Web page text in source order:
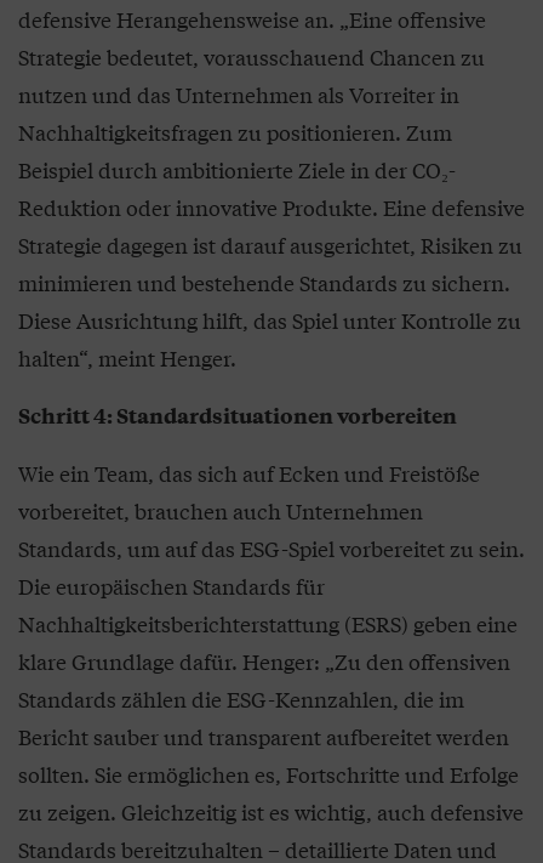
defensive Herangehensweise an. „Eine offensive
Strategie bedeutet, vorausschauend Chancen zu
nutzen und das Unternehmen als Vorreiter in
Nachhaltigkeitsfragen zu positionieren. Zum
Beispiel durch ambitionierte Ziele in der CO₂-
Reduktion oder innovative Produkte. Eine defensive
Strategie dagegen ist darauf ausgerichtet, Risiken zu
minimieren und bestehende Standards zu sichern.
Diese Ausrichtung hilft, das Spiel unter Kontrolle zu
halten“, meint Henger.
Schritt 4: Standardsituationen vorbereiten
Wie ein Team, das sich auf Ecken und Freistöße
vorbereitet, brauchen auch Unternehmen
Standards, um auf das ESG-Spiel vorbereitet zu sein.
Die europäischen Standards für
Nachhaltigkeitsberichterstattung (ESRS) geben eine
klare Grundlage dafür. Henger: „Zu den offensiven
Standards zählen die ESG-Kennzahlen, die im
Bericht sauber und transparent aufbereitet werden
sollten. Sie ermöglichen es, Fortschritte und Erfolge
zu zeigen. Gleichzeitig ist es wichtig, auch defensive
Standards bereitzuhalten – detaillierte Daten und